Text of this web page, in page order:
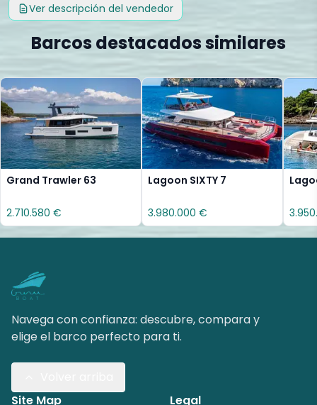
Ver descripción del vendedor
Barcos destacados similares
Grand Trawler 63
2.710.580 €
Lagoon SIXTY 7
3.980.000 €
Navega con confianza: descubre, compara y
elige el barco perfecto para ti.
Site Map
Legal